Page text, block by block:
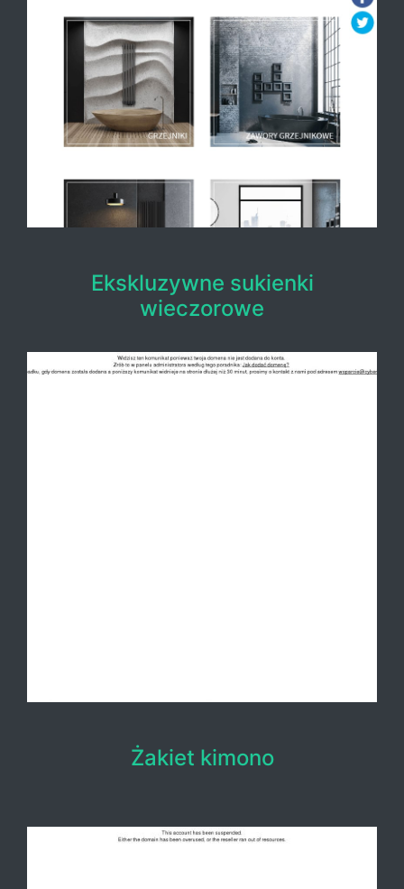
Ekskluzywne sukienki
wieczorowe
Żakiet kimono